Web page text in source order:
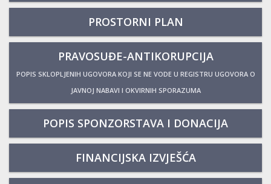
PROSTORNI PLAN
PRAVOSUĐE-ANTIKORUPCIJA
POPIS SKLOPLJENIH UGOVORA KOJI SE NE VODE U REGISTRU UGOVORA O
JAVNOJ NABAVI I OKVIRNIH SPORAZUMA
POPIS SPONZORSTAVA I DONACIJA
FINANCIJSKA IZVJEŠĆA